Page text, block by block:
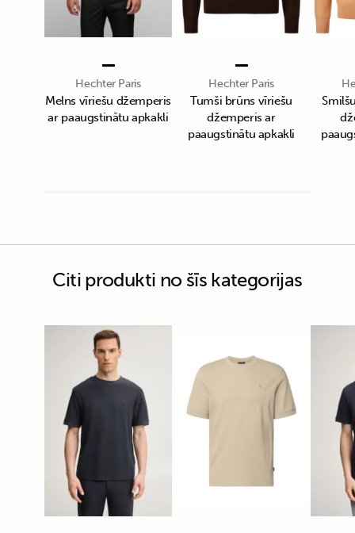
Hechter Paris
Melns vīriešu džemperis
ar paaugstinātu apkakli
Hechter Paris
Tumši brūns vīriešu
džemperis ar
paaugstinātu apkakli
Citi produkti no šīs kategorijas